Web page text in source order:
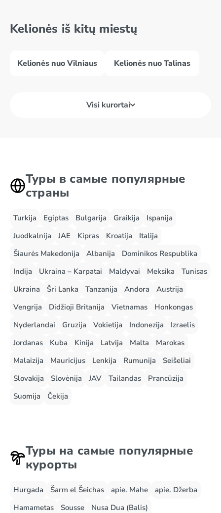
Kelionės iš kitų miestų
Kelionės nuo Vilniaus Kelionės nuo Talinas
Visi kurortai
Туры в самые популярные
страны
Turkija Egiptas Bulgarija Graikija
Ispanija
Juodkalnija
JAE Kipras Kroatija
Italija
Šiaurės Makedonija
Albanija
Dominikos Respublika
Indija
Ukraina – Karpatai Maldyvai Meksika
Tunisas
Ukraina
Šri Lanka Tanzanija Andora
Austrija
Vengrija
Didžioji Britanija Vietnamas
Honkongas
Nyderlandai
Gruzija Vokietija Indonezija
Izraelis
Jordanas
Kuba Kinija Latvija Malta
Marokas
Malaizija
Mauricijus Lenkija Rumunija
Seišeliai
Slovakija
Slovėnija JAV Tailandas
Prancūzija
Suomija
Čekija
Туры на самые популярные
курорты
Hurgada Šarm el Šeichas apie. Mahe
apie. Džerba
Hamametas
Sousse
Nusa Dua (Balis)